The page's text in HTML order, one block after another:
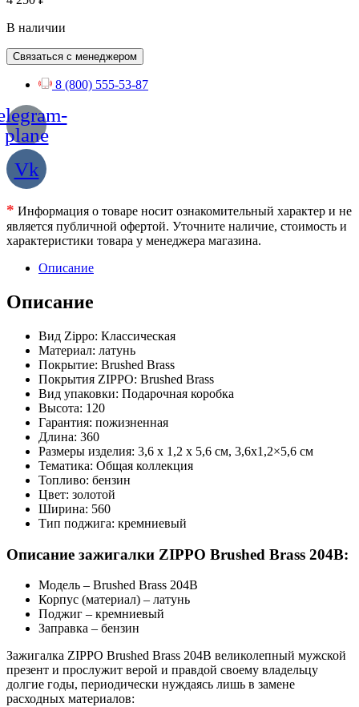
В наличии
Связаться с менеджером
8 (800) 555-53-87
plane
Vk
* Информация о товаре носит ознакомительный характер и не
является публичной офертой. Уточните наличие, стоимость и
характеристики товара у менеджера магазина.
Описание
Описание
Вид Zippo: Классическая
Материал: латунь
Покрытие: Brushed Brass
Покрытия ZIPPO: Brushed Brass
Вид упаковки: Подарочная коробка
Высота: 120
Гарантия: пожизненная
Длина: 360
Размеры изделия: 3,6 х 1,2 x 5,6 cм, 3,6х1,2×5,6 cм
Тематика: Общая коллекция
Топливо: бензин
Цвет: золотой
Ширина: 560
Тип поджига: кремниевый
Описание зажигалки ZIPPO Brushed Brass 204B:
Модель – Brushed Brass 204B
Корпус (материал) – латунь
Поджиг – кремниевый
Заправка – бензин
Зажигалка ZIPPO Brushed Brass 204B великолепный мужской
презент и прослужит верой и правдой своему владельцу
долгие годы, периодически нуждаясь лишь в замене
расходных материалов: